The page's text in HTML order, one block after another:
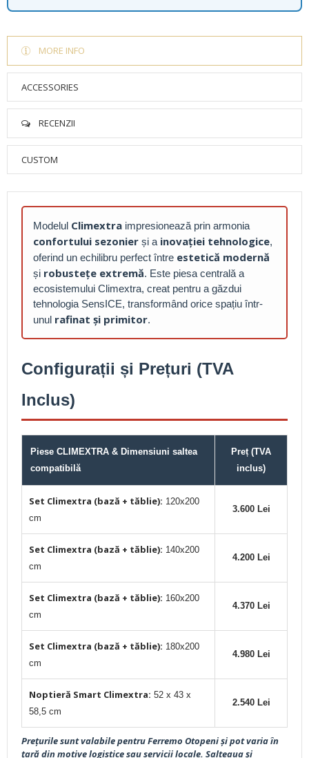
MORE INFO
ACCESSORIES
RECENZII
CUSTOM
Modelul Climextra impresionează prin armonia
confortului sezonier și a inovației tehnologice,
oferind un echilibru perfect între estetică modernă
și robustețe extremă. Este piesa centrală a
ecosistemului Climextra, creat pentru a găzdui
tehnologia SensICE, transformând orice spațiu într-
unul rafinat și primitor.
Configurații și Prețuri (TVA
Inclus)
Piese CLIMEXTRA & Dimensiuni saltea
compatibilă
Preț (TVA
inclus)
Set Climextra (bază + tăblie): 120x200
cm
3.600 Lei
Set Climextra (bază + tăblie): 140x200
cm
4.200 Lei
Set Climextra (bază + tăblie): 160x200
cm
4.370 Lei
Set Climextra (bază + tăblie): 180x200
cm
4.980 Lei
Noptieră Smart Climextra: 52 x 43 x
58,5 cm
2.540 Lei
Prețurile sunt valabile pentru Ferremo Otopeni și pot varia în
țară din motive logistice sau servicii locale. Salteaua și